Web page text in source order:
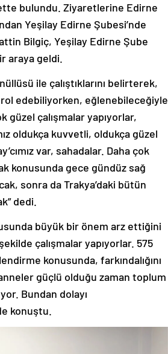
bulundu. Ziyaretlerine Edirne
Yeşilay Edirne Şubesi’nde
Bilgiç, Yeşilay Edirne Şube
araya geldi.
ile çalıştıklarını belirterek,
edebiliyorken, eğlenebileceğiyle
güzel çalışmalar yapıyorlar,
oldukça kuvvetli, oldukça güzel
var, sahadalar. Daha çok
konusunda gece gündüz sağ
sonra da Trakya’daki bütün
dedi.
büyük bir önem arz ettiğini
çalışmalar yapıyorlar. 575
konusunda, farkındalığını
güçlü olduğu zaman toplum
Bundan dolayı
konuştu.